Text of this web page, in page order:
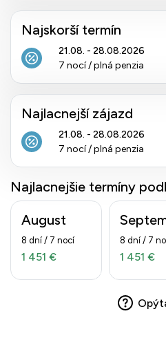
Najskorší termín
21.08. - 28.08.2026
7 nocí / plná penzia
Najlacnejší zájazd
21.08. - 28.08.2026
7 nocí / plná penzia
Najlacnejšie termíny
August
8 dní / 7 nocí
1 451 €
8 dní / 7
1 451 €